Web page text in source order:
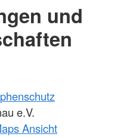
und
e.V.
Ansicht